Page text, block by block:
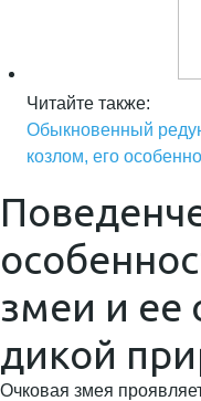
Читайте также:
Обыкновенный
козлом, его
змеи и ее
дикой
Очковая змея